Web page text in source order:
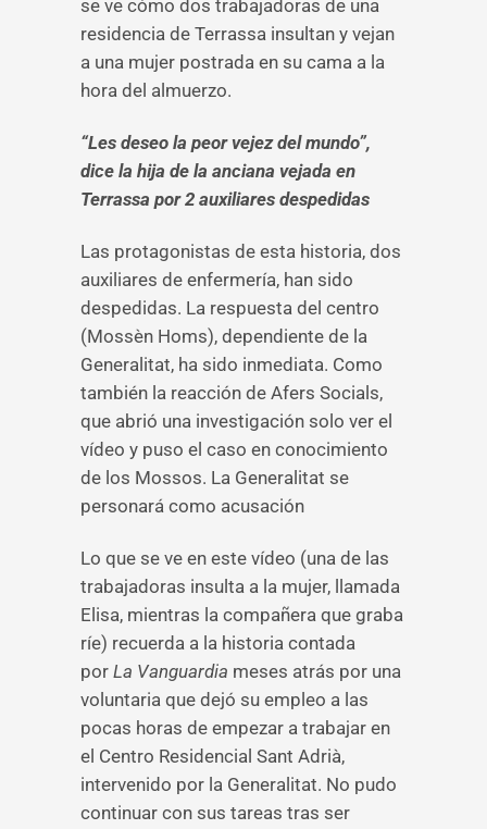
se ve cómo dos trabajadoras de una
residencia de Terrassa insultan y vejan
a una mujer postrada en su cama a la
hora del almuerzo.
“Les deseo la peor vejez del mundo”,
dice la hija de la anciana vejada en
Terrassa por 2 auxiliares despedidas
Las protagonistas de esta historia, dos
auxiliares de enfermería, han sido
despedidas. La respuesta del centro
(Mossèn Homs), dependiente de la
Generalitat, ha sido inmediata. Como
también la reacción de Afers Socials,
que abrió una investigación solo ver el
vídeo y puso el caso en conocimiento
de los Mossos. La Generalitat se
personará como acusación
Lo que se ve en este vídeo (una de las
trabajadoras insulta a la mujer, llamada
Elisa, mientras la compañera que graba
ríe) recuerda a la historia contada
por La Vanguardia meses atrás por una
voluntaria que dejó su empleo a las
pocas horas de empezar a trabajar en
el Centro Residencial Sant Adrià,
intervenido por la Generalitat. No pudo
continuar con sus tareas tras ser